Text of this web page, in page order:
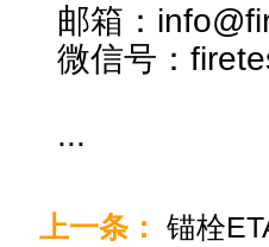
邮箱：
微信号：
...
上一条：
锚栓